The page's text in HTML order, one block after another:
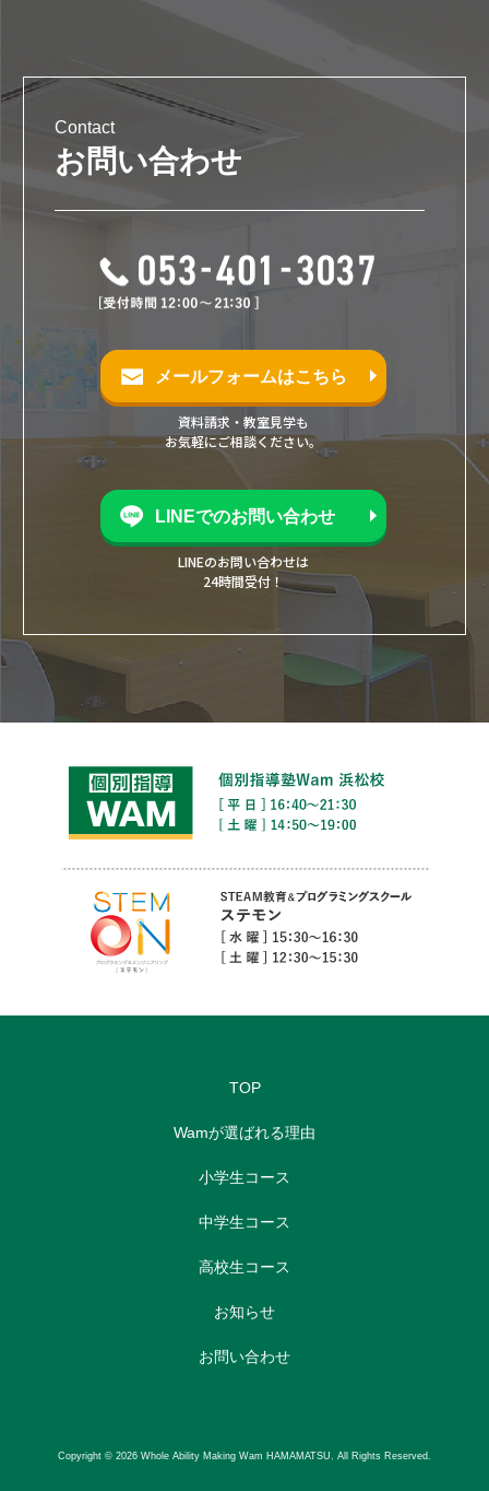
Contact
お問い合わせ
メールフォームはこちら
資料請求・教室見学も
お気軽にご相談ください。
LINEでのお問い合わせ
LINEのお問い合わせは
24時間受付！
TOP
Wamが選ばれる理由
小学生コース
中学生コース
高校生コース
お知らせ
お問い合わせ
Copyright © 2026 Whole Ability Making Wam HAMAMATSU. All Rights Reserved.